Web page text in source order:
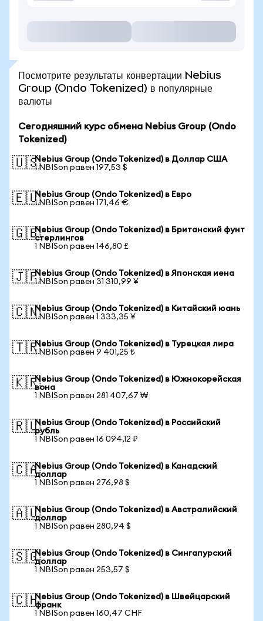
Посмотрите результаты конвертации Nebius
Group (Ondo Tokenized) в популярные
валюты
Сегодняшний курс обмена Nebius Group (Ondo
Tokenized)
🇺🇸Nebius Group (Ondo Tokenized) в Доллар США
1 NBISon равен 197,53 $
🇪🇺Nebius Group (Ondo Tokenized) в Евро
1 NBISon равен 171,46 €
🇬🇧Nebius Group (Ondo Tokenized) в Британский фунт
стерлингов
1 NBISon равен 146,80 £
🇯🇵Nebius Group (Ondo Tokenized) в Японская иена
1 NBISon равен 31 310,99 ¥
🇨🇳Nebius Group (Ondo Tokenized) в Китайский юань
1 NBISon равен 1 333,35 ¥
🇹🇷Nebius Group (Ondo Tokenized) в Турецкая лира
1 NBISon равен 9 401,25 ₺
🇰🇷Nebius Group (Ondo Tokenized) в Южнокорейская
вона
1 NBISon равен 281 407,67 ₩
🇷🇺Nebius Group (Ondo Tokenized) в Российский
рубль
1 NBISon равен 16 094,12 ₽
🇨🇦Nebius Group (Ondo Tokenized) в Канадский
доллар
1 NBISon равен 276,98 $
🇦🇺Nebius Group (Ondo Tokenized) в Австралийский
доллар
1 NBISon равен 280,94 $
🇸🇬Nebius Group (Ondo Tokenized) в Сингапурский
доллар
1 NBISon равен 253,57 $
🇨🇭Nebius Group (Ondo Tokenized) в Швейцарский
франк
1 NBISon равен 160,47 CHF